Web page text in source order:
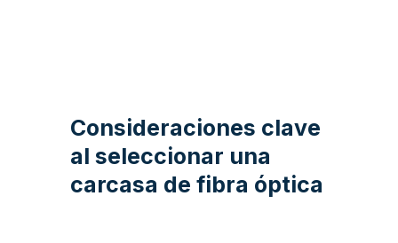
Consideraciones clave
al seleccionar una
carcasa de fibra óptica